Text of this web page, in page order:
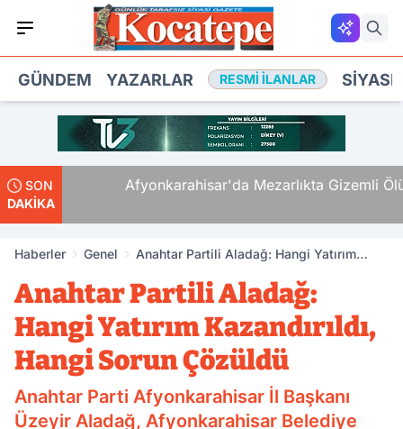
GÜNDEM YAZARLAR RESMI İLANLAR
SON
DAKİKA
Afyonkarahisar'da Mezarlıkta Gizemli Ölüm
Haberler Genel
Anahtar Partili Aladağ: Hangi Yatırım
Anahtar Partili Aladağ:
Hangi Yatırım Kazandırıldı,
Hangi Sorun Çözüldü
Anahtar Parti Afyonkarahisar İl Başkanı
Üzeyir Aladağ, Afyonkarahisar Belediye